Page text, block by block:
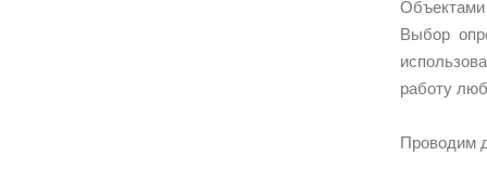
Объектами
Выбор
работу
Проводим